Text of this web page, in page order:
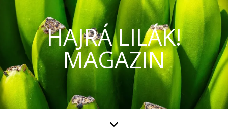
HAJRÁ LILÁK!
MAGAZIN